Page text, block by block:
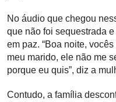
No áudio que chegou
que não foi sequestrada
em paz. “Boa noite,
meu marido, ele não me
porque eu quis”, diz a
Contudo, a família